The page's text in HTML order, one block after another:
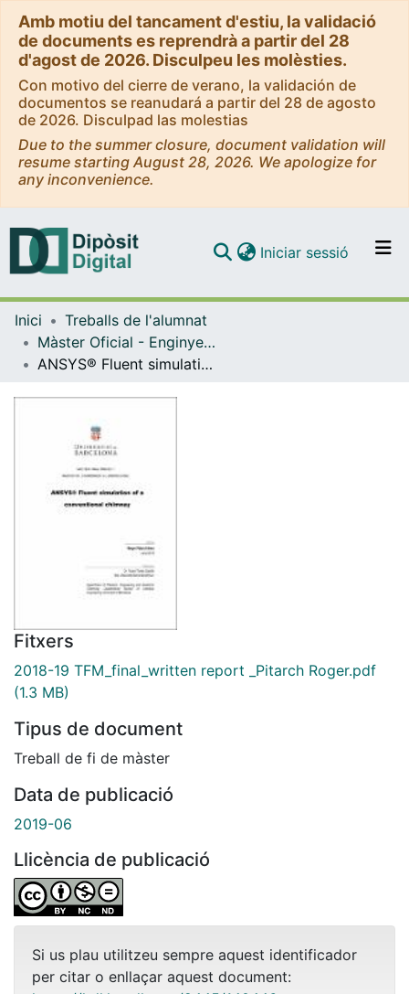
Amb motiu del tancament d'estiu, la validació
de documents es reprendrà a partir del 28
d'agost de 2026. Disculpeu les molèsties.
Con motivo del cierre de verano, la validación de
documentos se reanudará a partir del 28 de agosto
de 2026. Disculpad las molestias
Due to the summer closure, document validation will
resume starting August 28, 2026. We apologize for
any inconvenience.
Navega per tot el DD
Com publicar
Iniciar sessió (current)
Inici
Treballs de l'alumnat
Màster Oficial - Enginyeria Ambiental
ANSYS® Fluent simulation of a conventional chimney
Fitxers
2018-19 TFM_final_written report _Pitarch Roger.pdf
(1.3 MB)
Tipus de document
Treball de fi de màster
Data de publicació
2019-06
Llicència de publicació
Si us plau utilitzeu sempre aquest identificador
per citar o enllaçar aquest document: